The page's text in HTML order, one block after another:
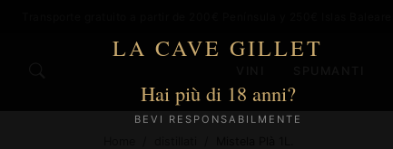
LA CAVE GILLET
Hai più di 18 anni?
BEVI RESPONSABILMENTE